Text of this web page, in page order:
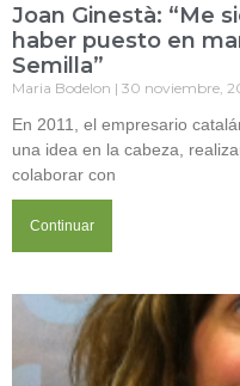
Joan Ginestà: “Me
haber puesto en
Semilla”
Maria Bodelon 30 noviembre,
En 2011, el empresario
una idea en la cabeza,
colaborar con
Continuar